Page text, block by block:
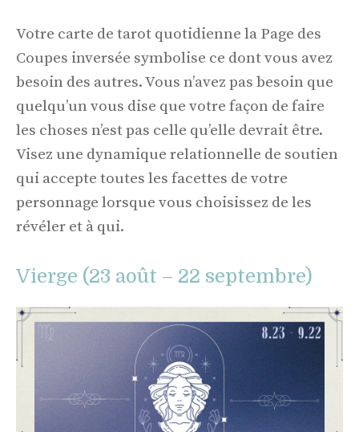
Votre carte de tarot quotidienne la Page des
Coupes inversée symbolise ce dont vous avez
besoin des autres. Vous n’avez pas besoin que
quelqu’un vous dise que votre façon de faire
les choses n’est pas celle qu’elle devrait être.
Visez une dynamique relationnelle de soutien
qui accepte toutes les facettes de votre
personnage lorsque vous choisissez de les
révéler et à qui.
Vierge (23 août – 22 septembre)